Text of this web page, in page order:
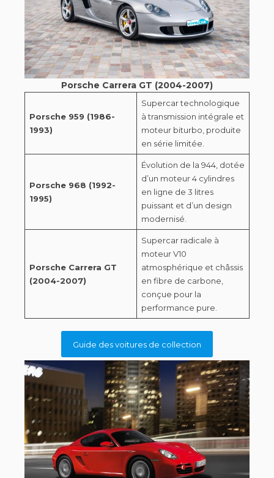
Porsche Carrera GT (2004-2007)
Porsche 959 (1986-
1993)
Supercar technologique
à transmission intégrale et
moteur biturbo, produite
en série limitée.
Porsche 968 (1992-
1995)
Évolution de la 944, dotée
d’un moteur 4 cylindres
en ligne de 3 litres
puissant et d’un design
modernisé.
Porsche Carrera GT
(2004-2007)
Supercar radicale à
moteur V10
atmosphérique et châssis
en fibre de carbone,
conçue pour la
performance pure.
Guide des voitures de collection